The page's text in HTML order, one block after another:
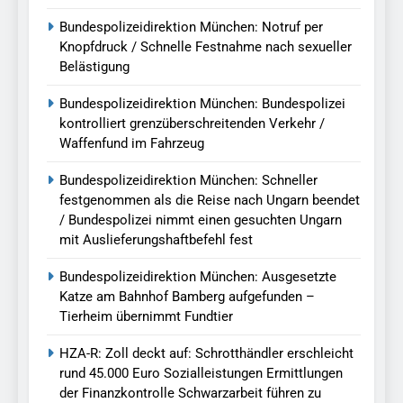
Bundespolizeidirektion München: Notruf per
Knopfdruck / Schnelle Festnahme nach sexueller
Belästigung
Bundespolizeidirektion München: Bundespolizei
kontrolliert grenzüberschreitenden Verkehr /
Waffenfund im Fahrzeug
Bundespolizeidirektion München: Schneller
festgenommen als die Reise nach Ungarn beendet
/ Bundespolizei nimmt einen gesuchten Ungarn
mit Auslieferungshaftbefehl fest
Bundespolizeidirektion München: Ausgesetzte
Katze am Bahnhof Bamberg aufgefunden –
Tierheim übernimmt Fundtier
HZA-R: Zoll deckt auf: Schrotthändler erschleicht
rund 45.000 Euro Sozialleistungen Ermittlungen
der Finanzkontrolle Schwarzarbeit führen zu